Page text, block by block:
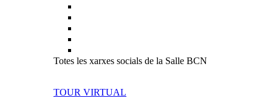
Totes les xarxes socials de la Salle BCN
TOUR VIRTUAL